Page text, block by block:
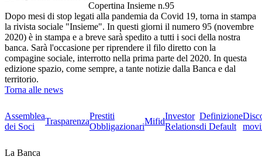
Copertina Insieme n.95
Dopo mesi di stop legati alla pandemia da Covid 19, torna in stampa
la rivista sociale "Insieme". In questi giorni il numero 95 (novembre
2020) è in stampa e a breve sarà spedito a tutti i soci della nostra
banca. Sarà l'occasione per riprendere il filo diretto con la
compagine sociale, interrotto nella prima parte del 2020. In questa
edizione spazio, come sempre, a tante notizie dalla Banca e dal
territorio.
Torna alle news
Assemblea
dei Soci
Trasparenza
Prestiti
Obbligazionari
Mifid
Investor
Relations
Definizione
di Default
La Banca